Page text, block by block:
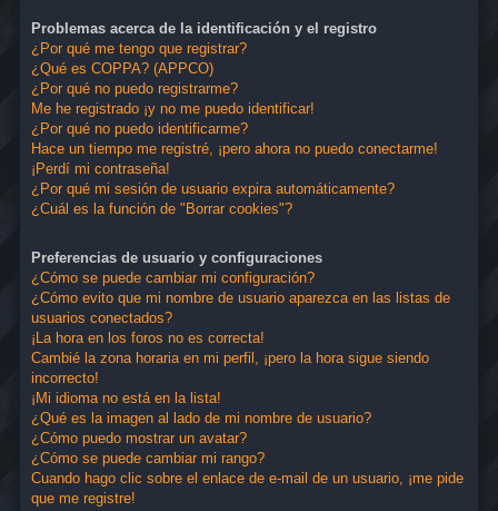
Problemas acerca de la identificación y el registro
¿Por qué me tengo que registrar?
¿Qué es COPPA? (APPCO)
¿Por qué no puedo registrarme?
Me he registrado ¡y no me puedo identificar!
¿Por qué no puedo identificarme?
Hace un tiempo me registré, ¡pero ahora no puedo conectarme!
¡Perdí mi contraseña!
¿Por qué mi sesión de usuario expira automáticamente?
¿Cuál es la función de "Borrar cookies"?
Preferencias de usuario y configuraciones
¿Cómo se puede cambiar mi configuración?
¿Cómo evito que mi nombre de usuario aparezca en las listas de
usuarios conectados?
¡La hora en los foros no es correcta!
Cambié la zona horaria en mi perfil, ¡pero la hora sigue siendo
incorrecto!
¡Mi idioma no está en la lista!
¿Qué es la imagen al lado de mi nombre de usuario?
¿Cómo puedo mostrar un avatar?
¿Cómo se puede cambiar mi rango?
Cuando hago clic sobre el enlace de e-mail de un usuario, ¡me pide
que me registre!